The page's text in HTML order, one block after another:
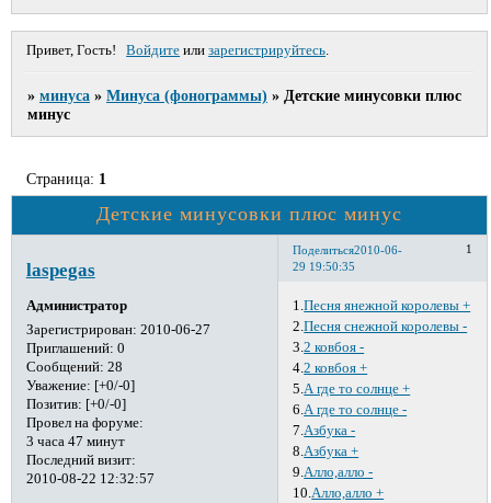
Привет, Гость! Войдите илизарегистрируйтесь.
»минуса »Минуса (фонограммы) » Детские минусовки плюс
минус
Детские минусовки плюс минус
Страница: 1
Поделиться 1
2010-06-
29 19:50:35
laspegas
Администратор
Зарегистрирован: 2010-06-27
Приглашений: 0
Сообщений: 28
Уважение: [+0/-0]
Позитив: [+0/-0]
Провел на форуме:
3 часа 47 минут
Последний визит:
2010-08-22 12:32:57
1.Песня янежной королевы +
2.Песня снежной королевы -
3.2 ковбоя -
4.2 ковбоя +
5. А где то солнце +
6. А где то солнце -
7. Азбука -
8. Азбука +
9. Алло,алло -
10. Алло,алло +